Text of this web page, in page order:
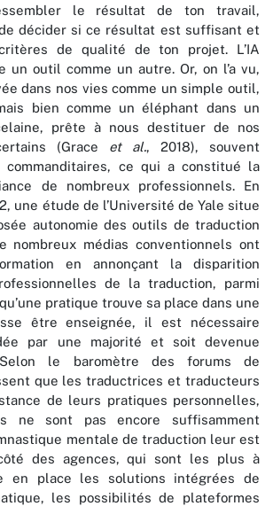
le résultat de ton travail,
décider si ce résultat est suffisant et
de qualité de ton projet. L’IA
un outil comme un autre. Or, on l’a vu,
dans nos vies comme un simple outil,
bien comme un éléphant dans un
prête à nous destituer de nos
(Grace et al., 2018), souvent
commanditaires, ce qui a constitué la
de nombreux professionnels. En
une étude de l’Université de Yale situe
autonomie des outils de traduction
nombreux médias conventionnels ont
en annonçant la disparition
de la traduction, parmi
pratique trouve sa place dans une
être enseignée, il est nécessaire
par une majorité et soit devenue
Selon le baromètre des forums de
que les traductrices et traducteurs
de leurs pratiques personnelles,
ne sont pas encore suffisamment
mentale de traduction leur est
des agences, qui sont les plus à
en place les solutions intégrées de
les possibilités de plateformes